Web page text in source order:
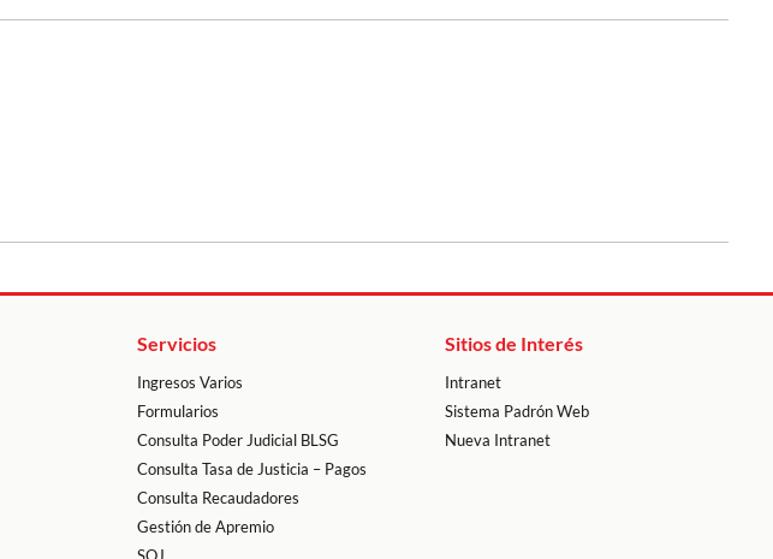
Servicios
Ingresos Varios
Formularios
Consulta Poder Judicial BLSG
Consulta Tasa de Justicia – Pagos
Consulta Recaudadores
Gestión de Apremio
Sitios de Interés
Intranet
Sistema Padrón Web
Nueva Intranet